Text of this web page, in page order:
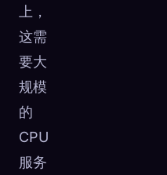
上，
这需
要大
规模
的
CPU
服务